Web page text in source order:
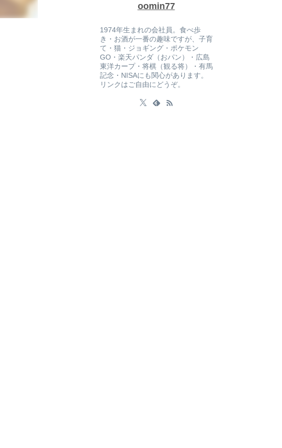
oomin77
1974年生まれの会社員。食べ歩
き・お酒が一番の趣味ですが、子育
て・猫・ジョギング・ポケモン
GO・楽天パンダ（おパン）・広島
東洋カープ・将棋（観る将）・有馬
記念・NISAにも関心があります。
リンクはご自由にどうぞ。